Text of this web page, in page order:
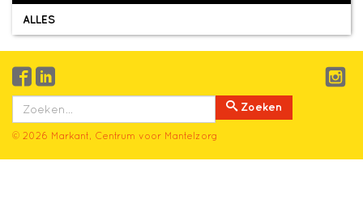
ALLES
Zoeken
© 2026 Markant, Centrum voor Mantelzorg